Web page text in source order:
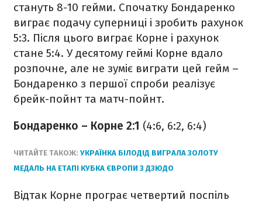
стануть 8-10 гейми. Спочатку Бондаренко
виграє подачу суперниці і зробить рахунок
5:3. Після цього виграє Корне і рахунок
стане 5:4. У десятому геймі Корне вдало
розпочне, але не зуміє виграти цей гейм –
Бондаренко з першої спроби реалізує
брейк-пойнт та матч-пойнт.
Бондаренко – Корне 2:1 (4:6, 6:2, 6:4)
ЧИТАЙТЕ ТАКОЖ: УКРАЇНКА БІЛОДІД ВИГРАЛА ЗОЛОТУ
МЕДАЛЬ НА ЕТАПІ КУБКА ЄВРОПИ З ДЗЮДО
Відтак Корне програє четвертий поспіль